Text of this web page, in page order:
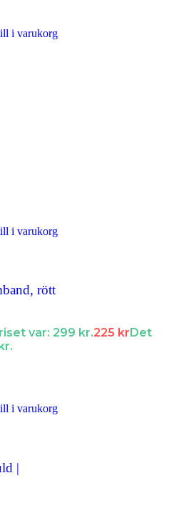
i varukorg
i varukorg
rött
var: 299 kr.225 krDet
i varukorg
|